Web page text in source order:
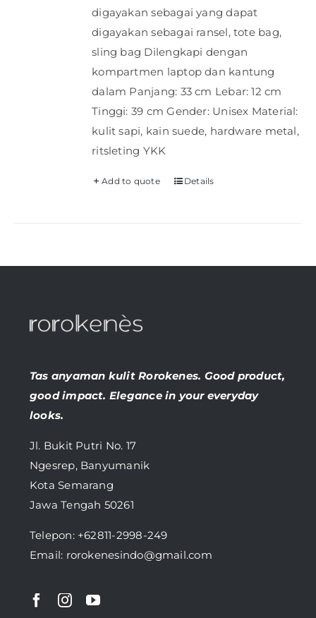
digayakan sebagai yang dapat
digayakan sebagai ransel, tote bag,
sling bag Dilengkapi dengan
kompartmen laptop dan kantung
dalam Panjang: 33 cm Lebar: 12 cm
Tinggi: 39 cm Gender: Unisex Material:
kulit sapi, kain suede, hardware metal,
ritsleting YKK
Add to quote Details
Tas anyaman kulit Rorokenes. Good product,
good impact. Elegance in your everyday
looks.
Jl. Bukit Putri No. 17
Ngesrep, Banyumanik
Kota Semarang
Jawa Tengah 50261
Telepon: +62811-2998-249
Email: rorokenesindo@gmail.com